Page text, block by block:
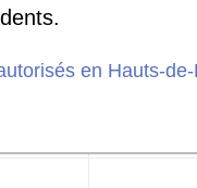
en Hauts-de-